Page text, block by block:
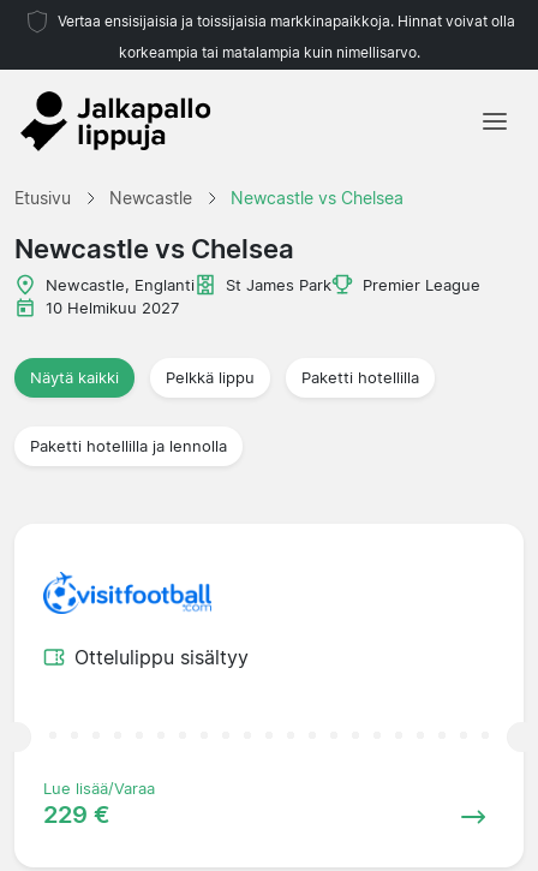
Vertaa ensisijaisia ja toissijaisia markkinapaikkoja. Hinnat voivat olla
korkeampia tai matalampia kuin nimellisarvo.
Etusivu Newcastle Newcastle vs Chelsea
Newcastle vs Chelsea
Newcastle, Englanti St James Park
Premier League
10 Helmikuu 2027
Näytä kaikki Pelkkä lippu Paketti hotellilla
Paketti hotellilla ja lennolla
Ottelulippu sisältyy
Lue lisää/Varaa
229 €